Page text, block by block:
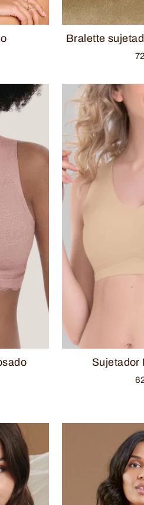
Bralette
Sujetador